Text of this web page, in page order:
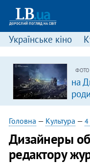
Українське кіно
ФОТО
на
Головна — Культура — 4
Дизайнеры
редактору